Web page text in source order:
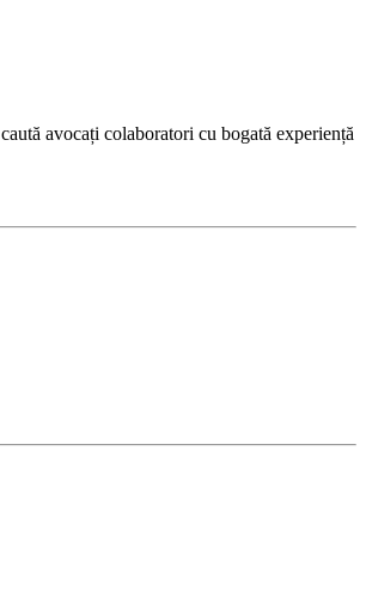
caută avocați colaboratori cu bogată experiență